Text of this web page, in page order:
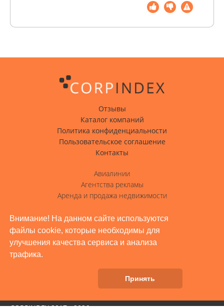
Внимание! На данном сайте используются
файлы cookie, которые необходимы для
улучшения качества сервиса и анализа
трафика.
Принять
Отзывы
Каталог компаний
Политика конфиденциальности
Пользовательское соглашение
Контакты
Авиалинии
Агентства рекламы
Аренда и продажа недвижимости
Гостиницы, отели
Доставка грузов
Заводы, промышленность
Здоровье и красота